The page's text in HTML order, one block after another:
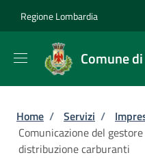
Regione Lombardia
Comune
Briciole di
Home / Servizi /
Comunicazione del
distribuzione carburanti